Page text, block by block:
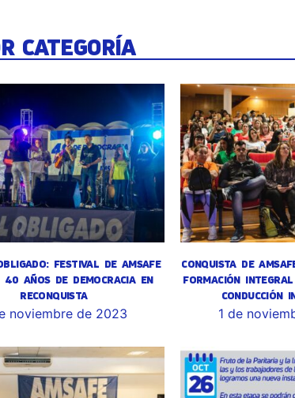
CATEGORÍA
FESTIVAL DE AMSAFE
40 AÑOS DE DEMOCRACIA EN
RECONQUISTA
noviembre de 2023
CONQUISTA DE
FORMACIÓN
CONDUCCIÓN
1 de